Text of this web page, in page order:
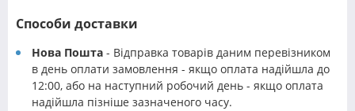
Способи доставки
Нова Пошта - Відправка товарів даним перевізником
в день оплати замовлення - якщо оплата надійшла до
12:00, або на наступний робочий день - якщо оплата
надійшла пізніше зазначеного часу.